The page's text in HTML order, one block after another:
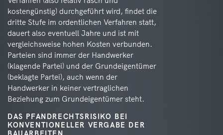
kostengünstig) durchgeführt wird, findet die
dritte Stufe im ordentlichen Verfahren statt,
dauert also eventuell Jahre und ist mit
vergleichsweise hohen Kosten verbunden.
Parteien sind immer der Handwerker
(klagende Partei) und der Grundeigentümer
(beklagte Partei), auch wenn der
Handwerker in keiner vertraglichen
Beziehung zum Grundeigentümer steht.
DAS PFANDRECHTSRISIKO BEI
KONVENTIONELLER VERGABE DER